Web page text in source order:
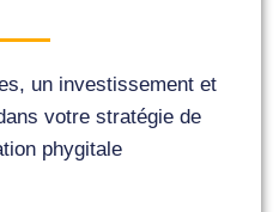
un investissement et
votre stratégie de
phygitale